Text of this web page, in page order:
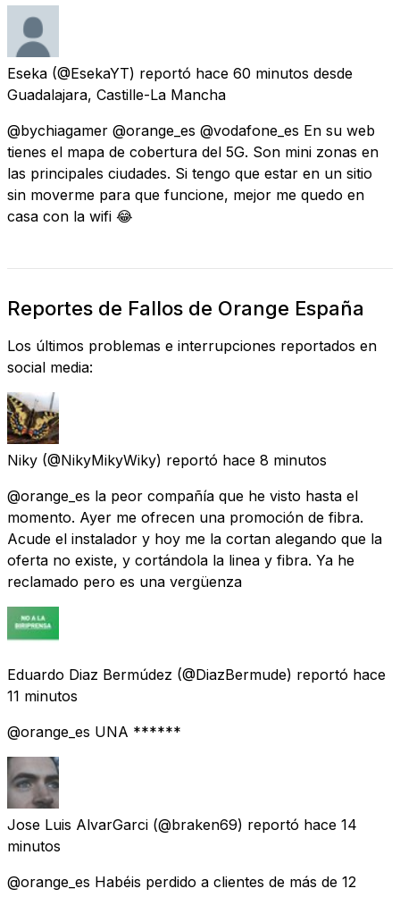
Eseka (@EsekaYT) reportó hace 60 minutos desde
Guadalajara, Castille-La Mancha
@bychiagamer @orange_es @vodafone_es En su web
tienes el mapa de cobertura del 5G. Son mini zonas en
las principales ciudades. Si tengo que estar en un sitio
sin moverme para que funcione, mejor me quedo en
casa con la wifi 😂
Reportes de Fallos de Orange España
Los últimos problemas e interrupciones reportados en
social media:
Niky (@NikyMikyWiky) reportó hace 8 minutos
@orange_es la peor compañía que he visto hasta el
momento. Ayer me ofrecen una promoción de fibra.
Acude el instalador y hoy me la cortan alegando que la
oferta no existe, y cortándola la linea y fibra. Ya he
reclamado pero es una vergüenza
Eduardo Diaz Bermúdez (@DiazBermude) reportó hace
11 minutos
@orange_es UNA ******
Jose Luis AlvarGarci (@braken69) reportó hace 14
minutos
@orange_es Habéis perdido a clientes de más de 12